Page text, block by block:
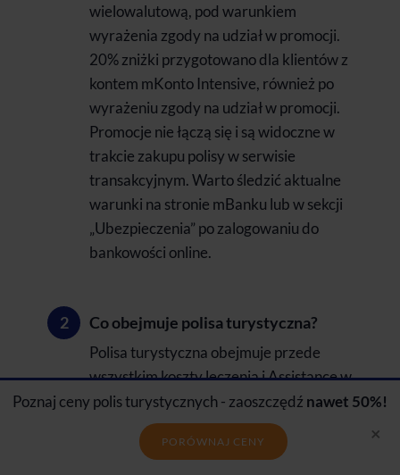
wielowalutową, pod warunkiem
wyrażenia zgody na udział w promocji.
20% zniżki przygotowano dla klientów z
kontem mKonto Intensive, również po
wyrażeniu zgody na udział w promocji.
Promocje nie łączą się i są widoczne w
trakcie zakupu polisy w serwisie
transakcyjnym. Warto śledzić aktualne
warunki na stronie mBanku lub w sekcji
„Ubezpieczenia” po zalogowaniu do
bankowości online.
Co obejmuje polisa turystyczna?
Polisa turystyczna obejmuje przede
wszystkim koszty leczenia i Assistance w
razie nagłego zachorowania lub wypadku
za granicą. W zależności od wybranego
wariantu może też zapewniać ochronę w
Poznaj ceny polis turystycznych - zaoszczędź nawet 50%!
PORÓWNAJ CENY ×